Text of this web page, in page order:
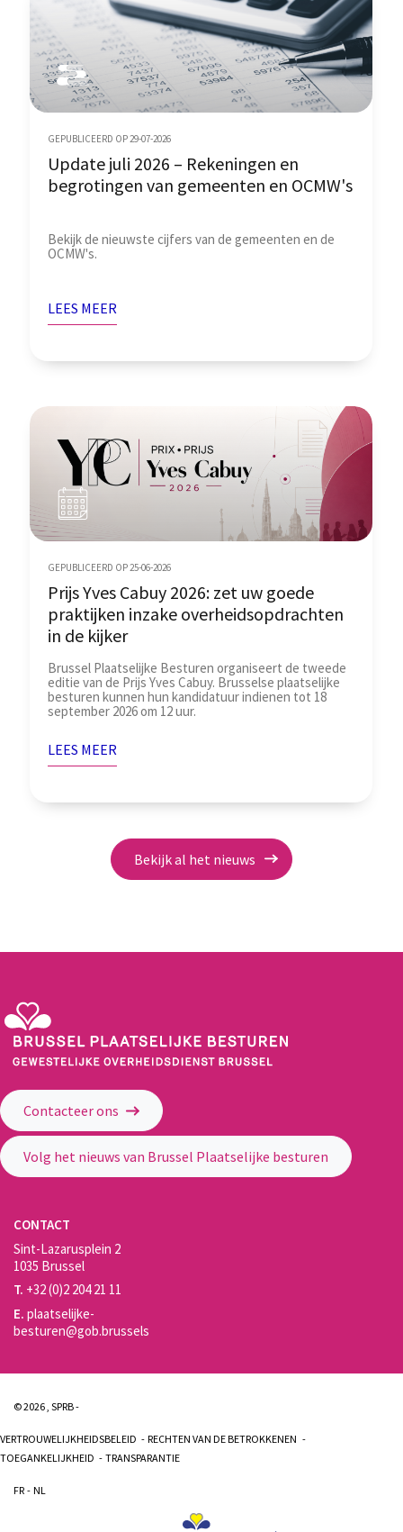
Update juli 2026 – Rekeningen en
begrotingen van gemeenten en OCMW's
GEPUBLICEERD OP 29-07-2026
Bekijk de nieuwste cijfers van de gemeenten en de
OCMW's.
LEES MEER
Prijs Yves Cabuy 2026: zet uw goede
praktijken inzake overheidsopdrachten
in de kijker
GEPUBLICEERD OP 25-06-2026
Brussel Plaatselijke Besturen organiseert de tweede
editie van de Prijs Yves Cabuy. Brusselse plaatselijke
besturen kunnen hun kandidatuur indienen tot 18
september 2026 om 12 uur.
LEES MEER
Bekijk al het nieuws
Contacteer ons
Volg het nieuws van Brussel Plaatselijke besturen
CONTACT
Sint-Lazarusplein 2
1035 Brussel
T. +32 (0)2 204 21 11
E. plaatselijke-
besturen@gob.brussels
© 2026 , SPRB -
VERTROUWELIJKHEIDSBELEID
RECHTEN VAN DE BETROKKENEN
TOEGANKELIJKHEID
TRANSPARANTIE
FR NL